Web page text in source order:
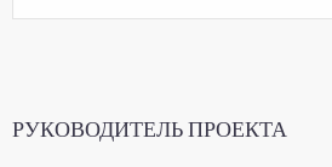
РУКОВОДИТЕЛЬ ПРОЕКТА